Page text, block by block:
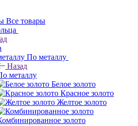
Все товары
По металлу
Назад
металлу
Белое золото
Красное золото
Желтое золото
золото